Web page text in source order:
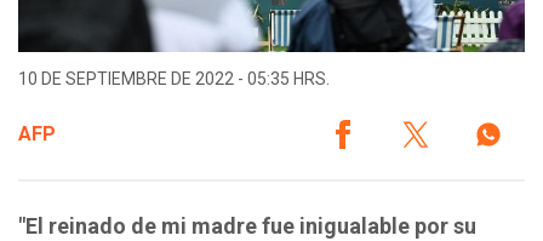
10 DE SEPTIEMBRE DE 2022 - 05:35 HRS.
AFP
"El reinado de mi madre fue inigualable por su